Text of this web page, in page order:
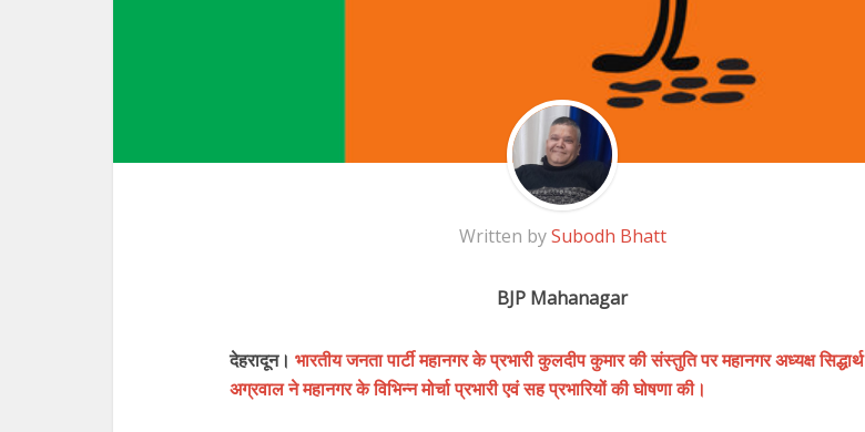
Written bySubodh Bhatt
BJP Mahanagar
देहरादून। भारतीय जनता पार्टी महानगर के प्रभारी कुलदीप कुमार की संस्तुति पर महानगर अध्यक्ष सिद्धार्थ
अग्रवाल ने महानगर के विभिन्न मोर्चा प्रभारी एवं सह प्रभारियों की घोषणा की।